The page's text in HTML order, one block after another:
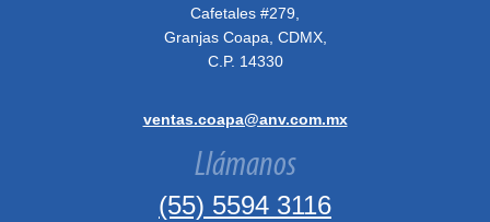
Cafetales #279,
Granjas Coapa, CDMX,
C.P. 14330
ventas.coapa@anv.com.mx
Llámanos
(55) 5594 3116